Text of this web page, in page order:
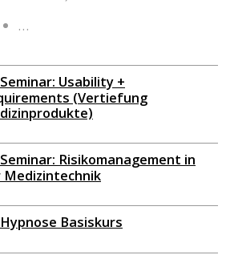
…
Seminar: Usability +
(Vertiefung
Seminar: Risikomanagement in
Medizintechnik
Hypnose Basiskurs